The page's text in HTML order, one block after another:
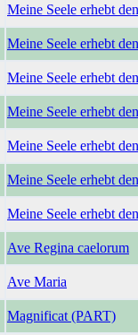
Meine Seele erhebt
Meine Seele erhebt
Meine Seele erhebt
Meine Seele erhebt
Meine Seele erhebt
Meine Seele erhebt
Meine Seele erhebt
Ave Regina caelorum
Ave Maria
Magnificat (PART)